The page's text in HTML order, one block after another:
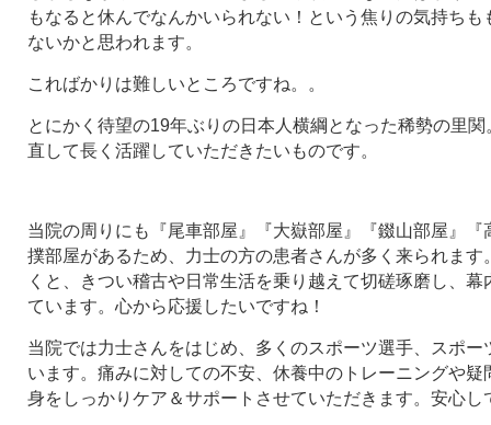
もなると休んでなんかいられない！という焦りの気持ち
ないかと思われます。
こればかりは難しいところですね。。
とにかく待望の19年ぶりの日本人横綱となった稀勢の里
直して長く活躍していただきたいものです。
当院の周りにも『尾車部屋』『大嶽部屋』『錣山部屋』『
撲部屋があるため、力士の方の患者さんが多く来られます
くと、きつい稽古や日常生活を乗り越えて切磋琢磨し、
ています。心から応援したいですね！
当院では力士さんをはじめ、多くのスポーツ選手、スポー
います。痛みに対しての不安、休養中のトレーニングや疑
身をしっかりケア＆サポートさせていただきます。安心し